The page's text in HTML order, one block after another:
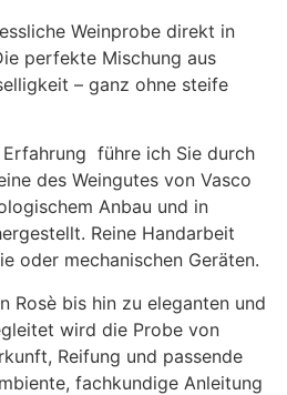
Weinprobe direkt in
perfekte Mischung aus
– ganz ohne steife
führe ich Sie durch
des Weingutes von Vasco
Anbau und in
Reine Handarbeit
oder mechanischen Geräten.
Rosè bis hin zu eleganten und
wird die Probe von
Reifung und passende
fachkundige Anleitung